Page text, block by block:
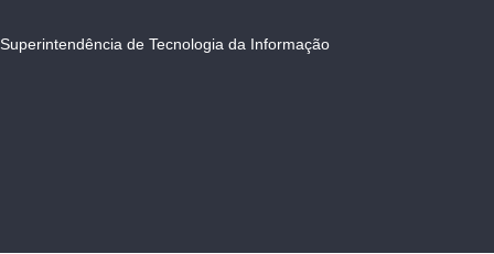
Superintendência de Tecnologia da Informação